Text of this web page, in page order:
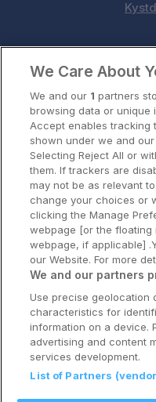
Om
We Care About
We and our 1 partners
browsing data or unique
Accept enables tracking
shown under we and
Selecting Reject All or
them. If trackers are
may not be as relevant
change your choices or
clicking the Manage
webpage [or the
webpage, if applicable]
our Website. For more
We and our partners
Use precise geolocation
characteristics for
information on a device.
advertising and content
services development.
List of Partners